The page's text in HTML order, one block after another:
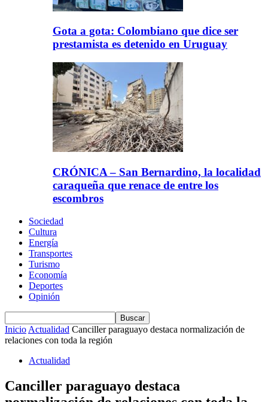
Gota a gota: Colombiano que dice ser
prestamista es detenido en Uruguay
CRÓNICA – San Bernardino, la localidad
caraqueña que renace de entre los
escombros
Sociedad
Cultura
Energía
Transportes
Turismo
Economía
Deportes
Opinión
InicioActualidad Canciller paraguayo destaca normalización de
relaciones con toda la región
Actualidad
Canciller paraguayo destaca